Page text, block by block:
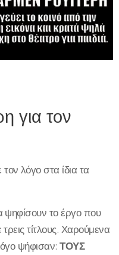
για τον
λόγο στα ίδια τα
ψηφίσουν το έργο που
τίτλους. Χαρούμενα
ψήφισαν:ΤΟΥΣ